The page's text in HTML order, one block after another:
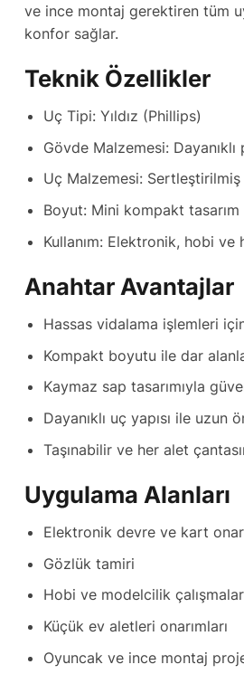
ve ince montaj gerektiren tüm
konfor sağlar.
Teknik Özellikler
Uç Tipi: Yıldız (Phillips)
Gövde Malzemesi:
Uç Malzemesi:
Boyut: Mini kompakt tasarım
Kullanım: Elektronik, hobi ve
Anahtar Avantajlar
Hassas vidalama işlemleri
Kompakt boyutu ile dar
Kaymaz sap tasarımıyla
Dayanıklı uç yapısı ile uzun
Taşınabilir ve her alet
Uygulama Alanları
Elektronik devre ve kart
Gözlük tamiri
Hobi ve modelcilik
Küçük ev aletleri onarımları
Oyuncak ve ince montaj